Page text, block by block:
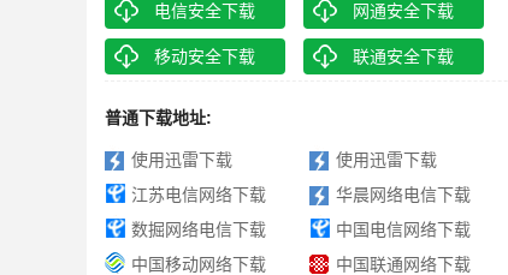
电信安全下载 网通安全下载
移动安全下载 联通安全下载
普通下载地址:
使用迅雷下载
使用迅雷下载
江苏电信网络下载
华晨网络电信下载
数掘网络电信下载
中国电信网络下载
中国移动网络下载
中国联通网络下载